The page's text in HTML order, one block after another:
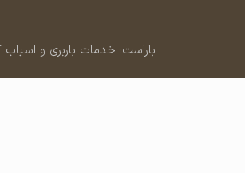
باراست: خدمات باربری و اسباب کشی